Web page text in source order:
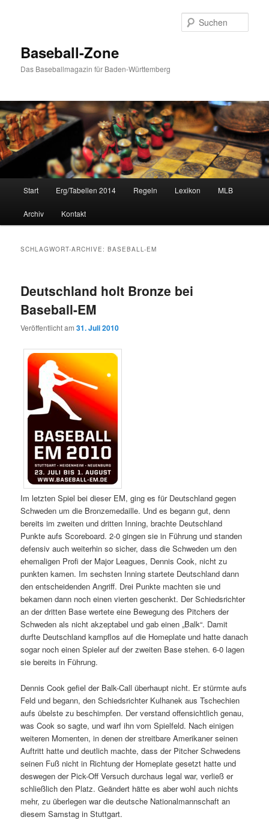
Baseball-Zone
Das Baseballmagazin für Baden-Württemberg
Start Erg/Tabellen 2014 Regeln Lexikon MLB
Archiv Kontakt
SCHLAGWORT-ARCHIVE:BASEBALL-EM
Deutschland holt Bronze bei
Baseball-EM
Veröffentlicht am31. Juli 2010
Im letzten Spiel bei dieser EM, ging es für Deutschland gegen
Schweden um die Bronzemedaille. Und es begann gut, denn
bereits im zweiten und dritten Inning, brachte Deutschland
Punkte aufs Scoreboard. 2-0 gingen sie in Führung und standen
defensiv auch weiterhin so sicher, dass die Schweden um den
ehemaligen Profi der Major Leagues, Dennis Cook, nicht zu
punkten kamen. Im sechsten Inning startete Deutschland dann
den entscheidenden Angriff. Drei Punkte machten sie und
bekamen dann noch einen vierten geschenkt. Der Schiedsrichter
an der dritten Base wertete eine Bewegung des Pitchers der
Schweden als nicht akzeptabel und gab einen „Balk“. Damit
durfte Deutschland kampflos auf die Homeplate und hatte danach
sogar noch einen Spieler auf der zweiten Base stehen. 6-0 lagen
sie bereits in Führung.
Dennis Cook gefiel der Balk-Call überhaupt nicht. Er stürmte aufs
Feld und begann, den Schiedsrichter Kulhanek aus Tschechien
aufs übelste zu beschimpfen. Der verstand offensichtlich genau,
was Cook so sagte, und warf ihn vom Spielfeld. Nach einigen
weiteren Momenten, in denen der streitbare Amerikaner seinen
Auftritt hatte und deutlich machte, dass der Pitcher Schwedens
seinen Fuß nicht in Richtung der Homeplate gesetzt hatte und
deswegen der Pick-Off Versuch durchaus legal war, verließ er
schließlich den Platz. Geändert hätte es aber wohl auch nichts
mehr, zu überlegen war die deutsche Nationalmannschaft an
diesem Samstag in Stuttgart.